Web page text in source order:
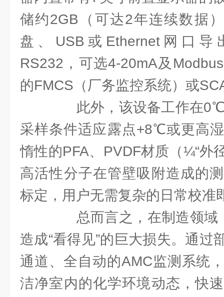
储约2GB（可达2年连续数据
盘、USB或Ethernet网口
RS232，可选4-20mA及
的FMCS（厂务监控系统）或
此外，该设备工作在
采样条件适应露点+8℃或更高
惰性的PFA、PVDF材质（¼“外
高活性分子在管壁吸附造成的
标定，用户无需复杂的日常校准
总而言之，在制造领域
造成“看得见”的巨大损失。通过
通道、全自动的AMC监测系统
洁净室内的化学环境动态，快